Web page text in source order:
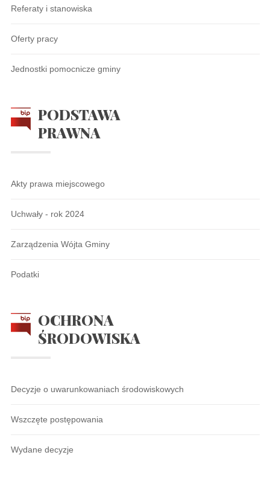
Referaty i stanowiska
Oferty pracy
Jednostki pomocnicze gminy
PODSTAWA
PRAWNA
Akty prawa miejscowego
Uchwały - rok 2024
Zarządzenia Wójta Gminy
Podatki
OCHRONA
ŚRODOWISKA
Decyzje o uwarunkowaniach środowiskowych
Wszczęte postępowania
Wydane decyzje